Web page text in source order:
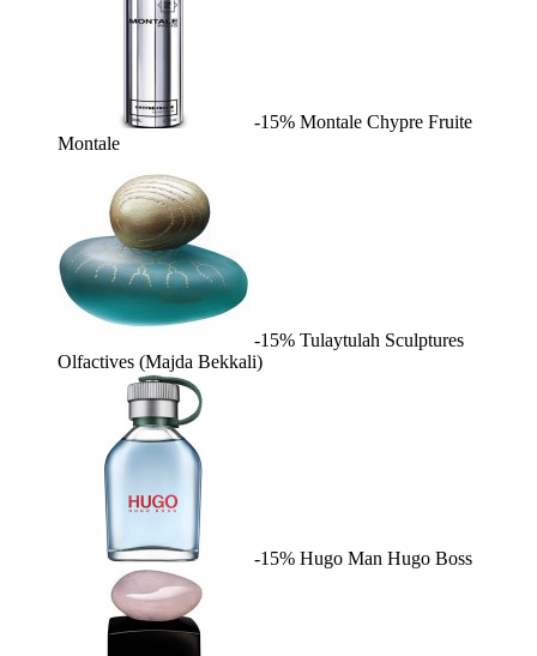
-15% Montale Chypre Fruite
Montale
-15% Tulaytulah Sculptures
Olfactives (Majda Bekkali)
-15% Hugo Man Hugo Boss